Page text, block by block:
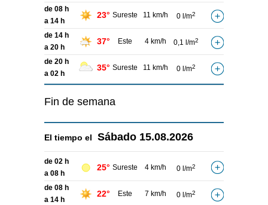
de 08 h
a 14 h
23° Sureste 11 km/h 0 l/m2
de 14 h
a 20 h
37° Este 4 km/h 0,1 l/m2
de 20 h
a 02 h
35° Sureste 11 km/h 0 l/m2
Fin de semana
El tiempo el Sábado 15.08.2026
de 02 h
a 08 h
25° Sureste 4 km/h 0 l/m2
de 08 h
a 14 h
22° Este 7 km/h 0 l/m2